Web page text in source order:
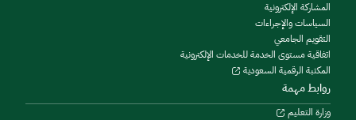
المشاركة الإلكترونية
السياسات والإجراءات
التقويم الجامعي
اتفاقية مستوى الخدمة للخدمات الإلكترونية
المكتبة الرقمية السعودية
روابط مهمة
وزارة التعليم